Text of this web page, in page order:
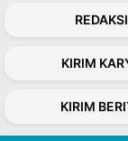
REDAKSI
KIRIM
KIRIM